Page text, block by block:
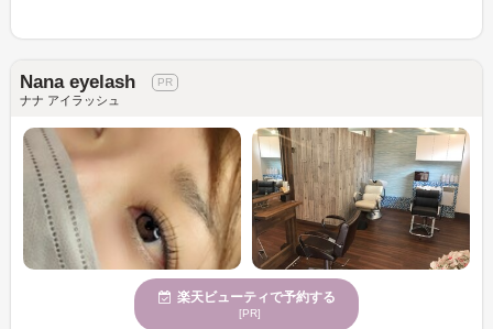
Nana eyelash
ナナ アイラッシュ
楽天ビューティで予約する
[PR]